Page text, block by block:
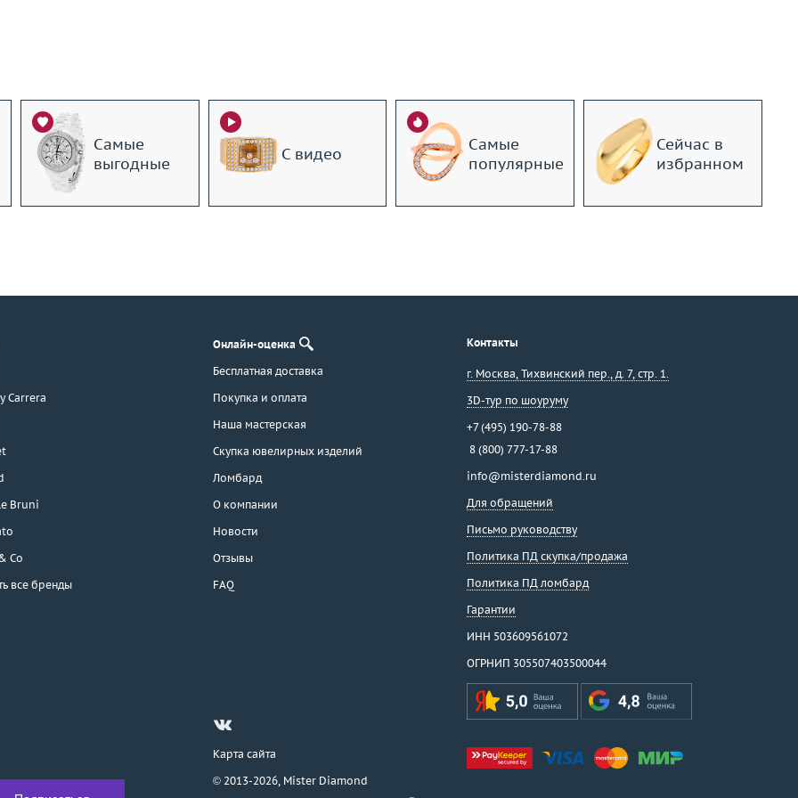
Самые
выгодные
С видео
Самые
популярные
Сейчас в
избранном
Carrera
Bruni
Co
все бренды
Онлайн-оценка
Бесплатная доставка
Покупка и оплата
Наша мастерская
Скупка ювелирных изделий
Ломбард
О компании
Новости
Отзывы
FAQ
Контакты
г. Москва, Тихвинский пер., д. 7, стр. 1.
3D-тур по шоуруму
+7 (495) 190-78-88
8 (800) 777-17-88
info@misterdiamond.ru
Для обращений
Письмо руководству
Политика ПД скупка/продажа
Политика ПД ломбард
Гарантии
ИНН 503609561072
ОГРНИП 305507403500044
Карта сайта
© 2013-2026, Mister Diamond